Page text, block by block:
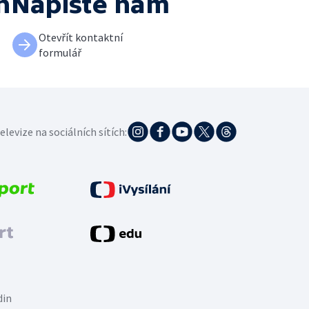
Otevřít kontaktní
formulář
na sociálních sítích: